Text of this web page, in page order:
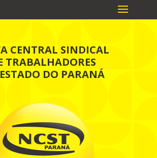
CENTRAL SINDICAL
TRABALHADORES
DO PARANÁ